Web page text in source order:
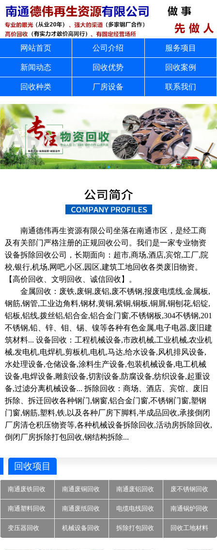
网站首页 公司介绍 服务项目
新闻动态 回收优势 回收案例
回收种类 厂房设备 联系我们
南通德伟再生资源有限公司坐落在南通市区，是经工商
及有关部门严格注册的正规回收公司。我们是一家专业物资
设备拆除回收公司，长期面向：超市,商场,酒店,宾馆,工厂,院
校,银行,机场,网吧,小区,园区,建筑工地回收各类废旧物资。
【高价回收、文明回收、诚信回收】。
金属回收：废铁,废铜,废铝,废不锈钢,报废电缆线,金属板,
钢筋,钢管,工业边角料,钢材,黄铜,紫铜,铜板,铜屑,铜刨花,铝锭,
铝板,铝线,拨丝铝,铝合金,铝合金门窗,不锈钢板,304不锈钢,201
不锈钢,铅、锌、钼、锡、镍等各种有色金属,电子电器,废旧建
筑材料... 设备回收：工程机械设备,市政机械,工业机械,农业机
械,发电机,电焊机,剪板机,电机,马达,给水设备,风机排风设备,
水处理设备,仓储设备,涂料生产设备,包装机械设备,电工机械
设备,电焊设备,雕刻设备,切割设备,防腐设备,纺织设备,起重设
备,过滤分离机械设备... 拆除回收：商场、酒店、宾馆、废旧
拆除、拆迁回收各种钢门,钢窗,铝合金门窗,不锈钢门窗,塑钢
门窗,钢筋,塑料,铁,以及各种厂房下脚料,半成品回收,承接倒闭
厂房清仓积压物资等,各种机械设备拆除回收,活动房拆除回收,
倒闭厂房拆除打包回收,钢结构拆除...
回收项目
南通废铁回收 南通废铜回收 南通废铝回收 废不锈钢回收
南通塑料回收 南通废纸回收 电缆电线回收 南通锅炉回收
变压器回收 机械设备回收 拆除打包回收 回收工地材料